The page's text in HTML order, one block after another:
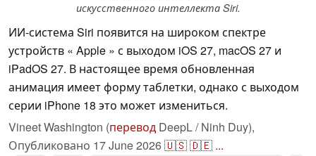
искусственного интеллекта Siri.
ИИ-система Siri появится на широком спектре
устройств « Apple » с выходом iOS 27, macOS 27 и
iPadOS 27. В настоящее время обновленная
анимация имеет форму таблетки, однако с выходом
серии iPhone 18 это может измениться.
Vineet Washington (перевод DeepL / Ninh Duy),
Опубликовано 17 June 2026🇺🇸🇩🇪 ...